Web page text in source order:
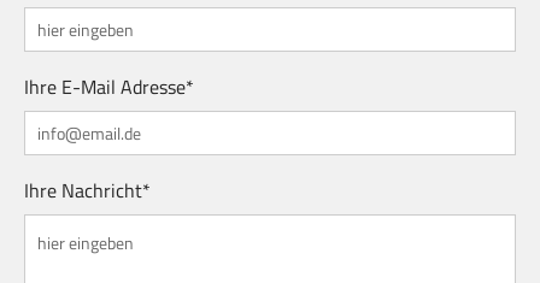
Ihre E-Mail Adresse*
Ihre Nachricht*